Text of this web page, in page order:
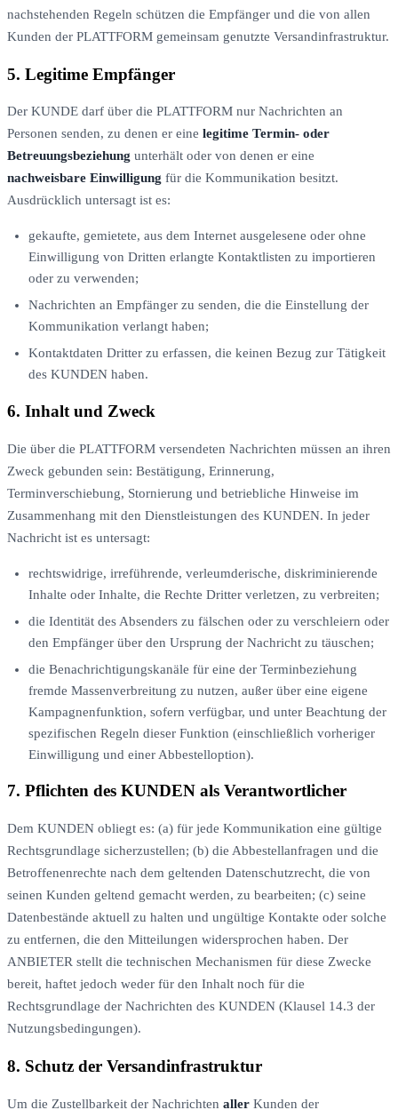
nachstehenden Regeln schützen die Empfänger und die von allen
Kunden der PLATTFORM gemeinsam genutzte Versandinfrastruktur.
5. Legitime Empfänger
Der KUNDE darf über die PLATTFORM nur Nachrichten an
Personen senden, zu denen er eine legitime Termin- oder
Betreuungsbeziehung unterhält oder von denen er eine
nachweisbare Einwilligung für die Kommunikation besitzt.
Ausdrücklich untersagt ist es:
gekaufte, gemietete, aus dem Internet ausgelesene oder ohne
Einwilligung von Dritten erlangte Kontaktlisten zu importieren
oder zu verwenden;
Nachrichten an Empfänger zu senden, die die Einstellung der
Kommunikation verlangt haben;
Kontaktdaten Dritter zu erfassen, die keinen Bezug zur Tätigkeit
des KUNDEN haben.
6. Inhalt und Zweck
Die über die PLATTFORM versendeten Nachrichten müssen an ihren
Zweck gebunden sein: Bestätigung, Erinnerung,
Terminverschiebung, Stornierung und betriebliche Hinweise im
Zusammenhang mit den Dienstleistungen des KUNDEN. In jeder
Nachricht ist es untersagt:
rechtswidrige, irreführende, verleumderische, diskriminierende
Inhalte oder Inhalte, die Rechte Dritter verletzen, zu verbreiten;
die Identität des Absenders zu fälschen oder zu verschleiern oder
den Empfänger über den Ursprung der Nachricht zu täuschen;
die Benachrichtigungskanäle für eine der Terminbeziehung
fremde Massenverbreitung zu nutzen, außer über eine eigene
Kampagnenfunktion, sofern verfügbar, und unter Beachtung der
spezifischen Regeln dieser Funktion (einschließlich vorheriger
Einwilligung und einer Abbestelloption).
7. Pflichten des KUNDEN als Verantwortlicher
Dem KUNDEN obliegt es: (a) für jede Kommunikation eine gültige
Rechtsgrundlage sicherzustellen; (b) die Abbestellanfragen und die
Betroffenenrechte nach dem geltenden Datenschutzrecht, die von
seinen Kunden geltend gemacht werden, zu bearbeiten; (c) seine
Datenbestände aktuell zu halten und ungültige Kontakte oder solche
zu entfernen, die den Mitteilungen widersprochen haben. Der
ANBIETER stellt die technischen Mechanismen für diese Zwecke
bereit, haftet jedoch weder für den Inhalt noch für die
Rechtsgrundlage der Nachrichten des KUNDEN (Klausel 14.3 der
Nutzungsbedingungen).
8. Schutz der Versandinfrastruktur
Um die Zustellbarkeit der Nachrichten aller Kunden der